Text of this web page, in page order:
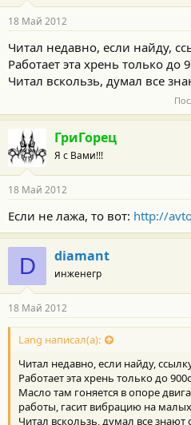
18 Май 2012
Читал недавно, если найду,
Работает эта хрень только до
Читал вскользь, думал все
ГриГорец
Я с Вами!!!
18 Май 2012
Если не лажа, то вот: http://
D diamant
инженегр
18 Май 2012
Lang написал(а):
Читал недавно, если найду,
Работает эта хрень только до
Масло там гоняется в опоре
работы, гасит вибрацию на
Читал вскользь, думал все знают